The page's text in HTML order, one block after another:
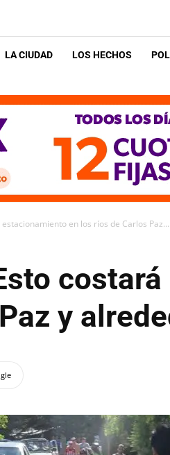
LA CIUDAD LOS HECHOS
en los ríos de Carlos Paz...
y